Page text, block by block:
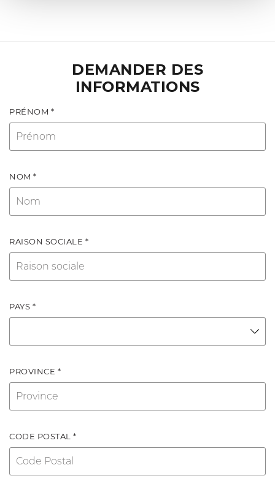
DEMANDER DES
INFORMATIONS
PRÉNOM *
NOM *
RAISON SOCIALE *
PAYS *
PROVINCE *
CODE POSTAL *